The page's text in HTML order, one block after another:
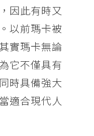
因此有時又
以前瑪卡被
實瑪卡無論
它不僅具有
時具備強大
適合現代人